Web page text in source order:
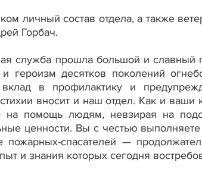
личный состав отдела, а также
Горбач.
служба прошла большой и славный
героизм десятков поколений
в профилактику и
вносит и наш отдел. Как и
на помощь людям, невзирая на
ценности. Вы с честью
пожарных-спасателей —
и знания которых сегодня